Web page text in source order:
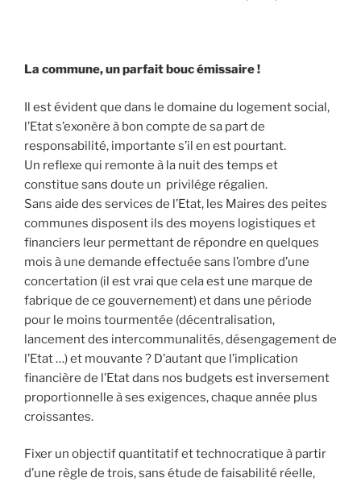
La commune, un parfait bouc émissaire !
Il est évident que dans le domaine du logement social,
l’Etat s’exonère à bon compte de sa part de
responsabilité, importante s’il en est pourtant.
Un reflexe qui remonte à la nuit des temps et
constitue sans doute un privilége régalien.
Sans aide des services de l’Etat, les Maires des peites
communes disposent ils des moyens logistiques et
financiers leur permettant de répondre en quelques
mois à une demande effectuée sans l’ombre d’une
concertation (il est vrai que cela est une marque de
fabrique de ce gouvernement) et dans une période
pour le moins tourmentée (décentralisation,
lancement des intercommunalités, désengagement de
l’Etat …) et mouvante ? D’autant que l’implication
financière de l’Etat dans nos budgets est inversement
proportionnelle à ses exigences, chaque année plus
croissantes.
Fixer un objectif quantitatif et technocratique à partir
d’une règle de trois, sans étude de faisabilité réelle,